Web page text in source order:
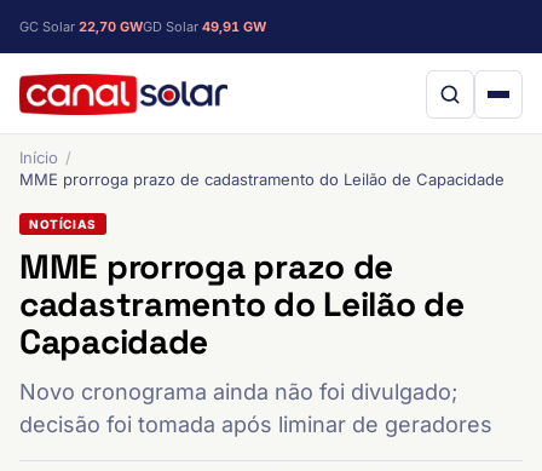
GC Solar 22,70 GWGD Solar 49,91 GW
Início
MME prorroga prazo de cadastramento do Leilão de Capacidade
NOTÍCIAS
MME prorroga prazo de
cadastramento do Leilão de
Capacidade
Novo cronograma ainda não foi divulgado;
decisão foi tomada após liminar de geradores